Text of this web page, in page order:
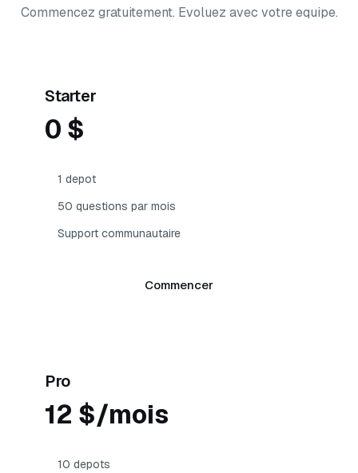
Commencez gratuitement. Evoluez avec votre equipe.
Starter
0 $
1 depot
50 questions par mois
Support communautaire
Commencer
Pro
12 $/mois
10 depots